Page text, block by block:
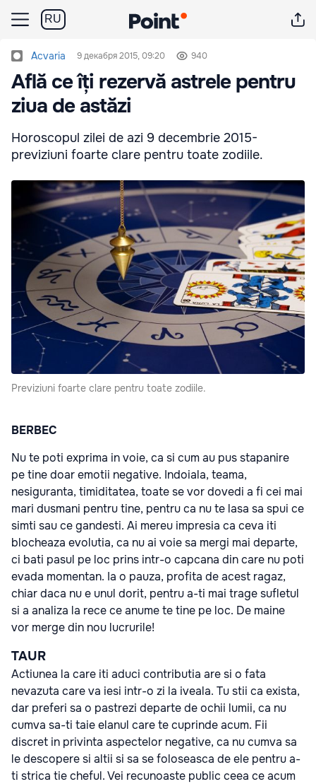
RU
Acvaria 9 декабря 2015, 09:20 940
Află ce îți rezervă astrele pentru
ziua de astăzi
Horoscopul zilei de azi 9 decembrie 2015-
previziuni foarte clare pentru toate zodiile.
Previziuni foarte clare pentru toate zodiile.
BERBEC
Nu te poti exprima in voie, ca si cum au pus stapanire
pe tine doar emotii negative. Indoiala, teama,
nesiguranta, timiditatea, toate se vor dovedi a fi cei mai
mari dusmani pentru tine, pentru ca nu te lasa sa spui ce
simti sau ce gandesti. Ai mereu impresia ca ceva iti
blocheaza evolutia, ca nu ai voie sa mergi mai departe,
ci bati pasul pe loc prins intr-o capcana din care nu poti
evada momentan. Ia o pauza, profita de acest ragaz,
chiar daca nu e unul dorit, pentru a-ti mai trage sufletul
si a analiza la rece ce anume te tine pe loc. De maine
vor merge din nou lucrurile!
TAUR
Actiunea la care iti aduci contributia are si o fata
nevazuta care va iesi intr-o zi la iveala. Tu stii ca exista,
dar preferi sa o pastrezi departe de ochii lumii, ca nu
cumva sa-ti taie elanul care te cuprinde acum. Fii
discret in privinta aspectelor negative, ca nu cumva sa
le descopere si altii si sa se foloseasca de ele pentru a-
ti strica tie cheful. Vei recunoaste public ceea ce acum